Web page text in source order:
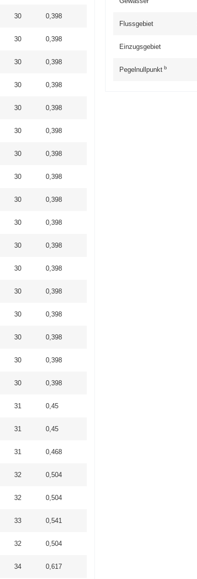
30 0,398
30 0,398
30 0,398
30 0,398
30 0,398
30 0,398
30 0,398
30 0,398
30 0,398
30 0,398
30 0,398
30 0,398
30 0,398
30 0,398
30 0,398
30 0,398
30 0,398
31 0,45
31 0,45
31 0,468
32 0,504
32 0,504
33 0,541
32 0,504
34 0,617
Flussgebiet
Einzugsgebiet
Pegelnullpunkt b